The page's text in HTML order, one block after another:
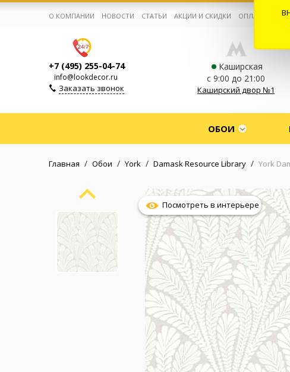
Корзина:0
Избранное:0 товаров
Каталог
Компания
Личный кабинет
(сменить город)
Заказать обратный звонок
О КОМПАНИИ НОВОСТИ СТАТЬИ АКЦИИ И СКИДКИ ОПЛАТА И
+7 (495) 255-04-74
info@lookdecor.ru
Заказать звонок
Каширская
с 9:00 до 21:00
Каширский двор №1
ОБОИ
Главная / Обои / York / Damask Resource Library / York
Посмотреть в интерьере